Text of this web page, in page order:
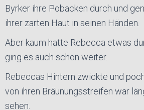
Byrker ihre Pobacken durch und
ihrer zarten Haut in seinen Händen.
Aber kaum hatte Rebecca etwas
ging es auch schon weiter.
Rebeccas Hintern zwickte und
von ihren Bräunungsstreifen war
sehen.